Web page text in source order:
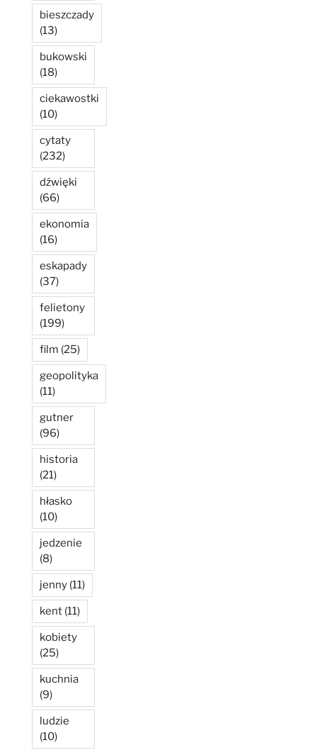
bieszczady
(13)
bukowski
(18)
ciekawostki
(10)
cytaty
(232)
dźwięki
(66)
ekonomia
(16)
eskapady
(37)
felietony
(199)
film (25)
geopolityka
(11)
gutner
(96)
historia
(21)
hłasko
(10)
jedzenie
(8)
jenny (11)
kent (11)
kobiety
(25)
kuchnia
(9)
ludzie
(10)